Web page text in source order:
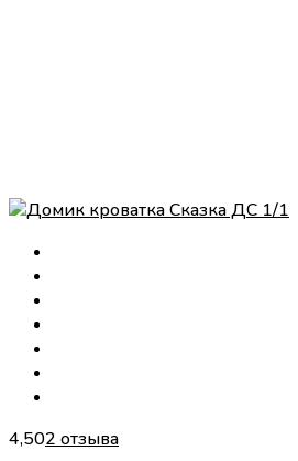
4,502 отзыва